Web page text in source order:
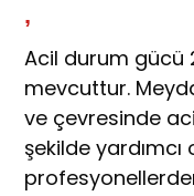
,
Acil durum
mevcuttur.
ve çevresinde
şekilde